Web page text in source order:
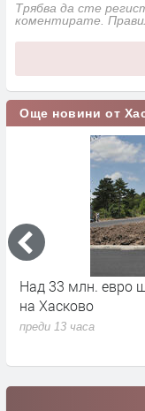
Трябва да сте
коментирате.
Още новини от
Над 33 млн. евро
на Хасково
преди 13 часа